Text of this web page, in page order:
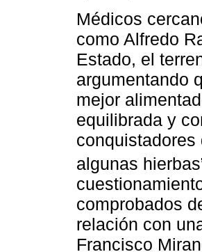
Médicos
como Alfredo
Estado, el
argumentando
mejor
equilibrada y
algunas
comprobados
relación con
Francisco